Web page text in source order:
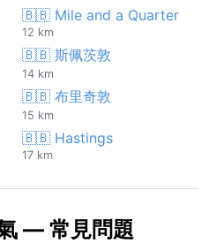
🇧🇧 Mile and a Quarter
12 km
🇧🇧 斯佩茨敦
14 km
🇧🇧 布里奇敦
15 km
🇧🇧 Hastings
17 km
— 常見問題